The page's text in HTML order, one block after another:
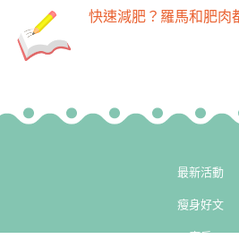
快速減肥？羅馬和肥肉
最新活動
瘦身好文